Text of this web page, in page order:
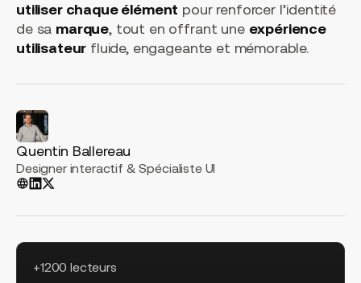
utiliser chaque élément pour renforcer l’identité
de sa marque, tout en offrant une expérience
utilisateur fluide, engageante et mémorable.
Quentin Ballereau
Designer interactif & Spécialiste UI
+1200 lecteurs